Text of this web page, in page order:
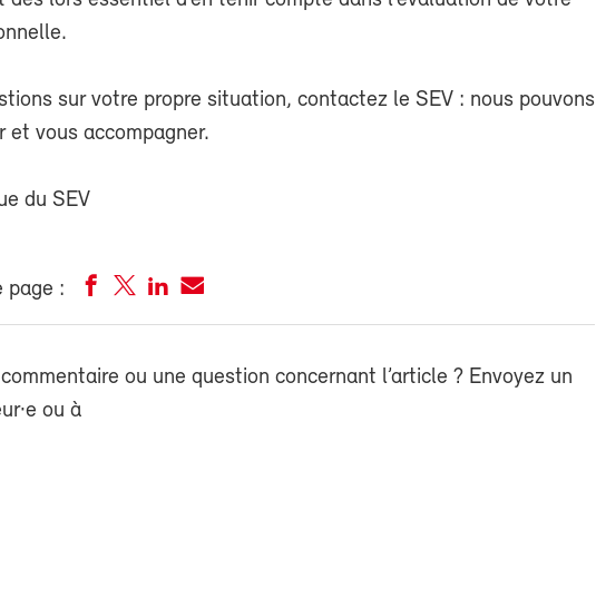
sur votre propre situation, contactez le SEV : nous pouvons
et vous accompagner.
du SEV
page :
ou une question concernant l’article ? Envoyez un
ou à